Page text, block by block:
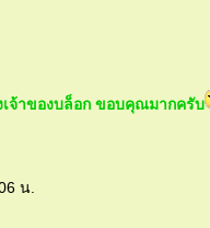
จ้าของบล็อก ขอบคุณมากครับ
น.